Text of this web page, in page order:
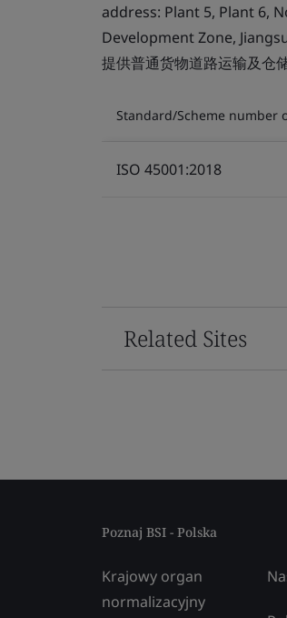
address: Plant 5, Plant 6,
Development Zone,
提供普通货物道路运输及仓
Standard/Scheme number
ISO 45001:2018
Related Sites
Poznaj BSI - Polska
Krajowy organ
normalizacyjny